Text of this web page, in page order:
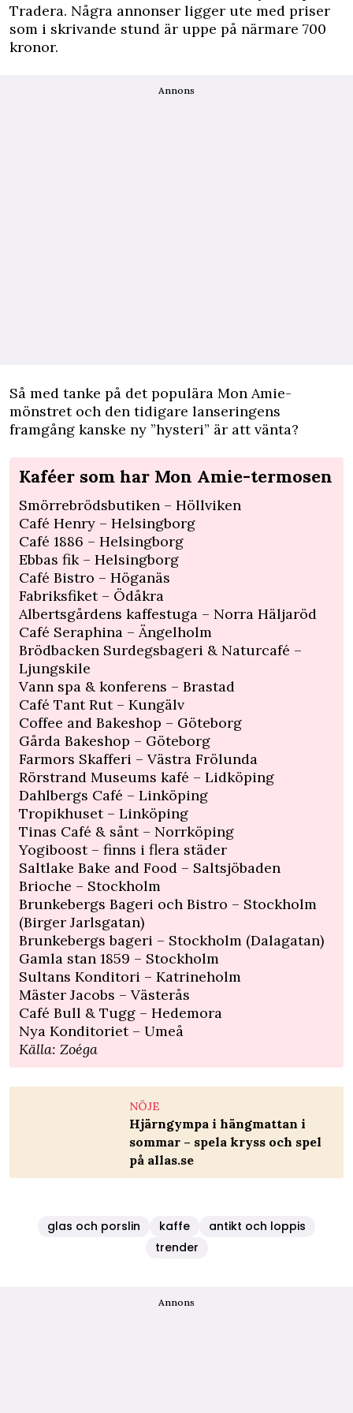
Tradera. Några annonser ligger ute med priser
som i skrivande stund är uppe på närmare 700
kronor.
Annons
Så med tanke på det populära Mon Amie-
mönstret och den tidigare lanseringens
framgång kanske ny ”hysteri” är att vänta?
Kaféer som har Mon Amie-termosen
Smörrebrödsbutiken – Höllviken
Café Henry – Helsingborg
Café 1886 – Helsingborg
Ebbas fik – Helsingborg
Café Bistro – Höganäs
Fabriksfiket – Ödåkra
Albertsgårdens kaffestuga – Norra Häljaröd
Café Seraphina – Ängelholm
Brödbacken Surdegsbageri & Naturcafé –
Ljungskile
Vann spa & konferens – Brastad
Café Tant Rut – Kungälv
Coffee and Bakeshop – Göteborg
Gårda Bakeshop – Göteborg
Farmors Skafferi – Västra Frölunda
Rörstrand Museums kafé – Lidköping
Dahlbergs Café – Linköping
Tropikhuset – Linköping
Tinas Café & sånt – Norrköping
Yogiboost – finns i flera städer
Saltlake Bake and Food – Saltsjöbaden
Brioche – Stockholm
Brunkebergs Bageri och Bistro – Stockholm
(Birger Jarlsgatan)
Brunkebergs bageri – Stockholm (Dalagatan)
Gamla stan 1859 – Stockholm
Sultans Konditori – Katrineholm
Mäster Jacobs – Västerås
Café Bull & Tugg – Hedemora
Nya Konditoriet – Umeå
Källa: Zoéga
NÖJE
Hjärngympa i hängmattan i
sommar – spela kryss och spel
på allas.se
glas och porslin kaffe
antikt och loppis
trender
Annons